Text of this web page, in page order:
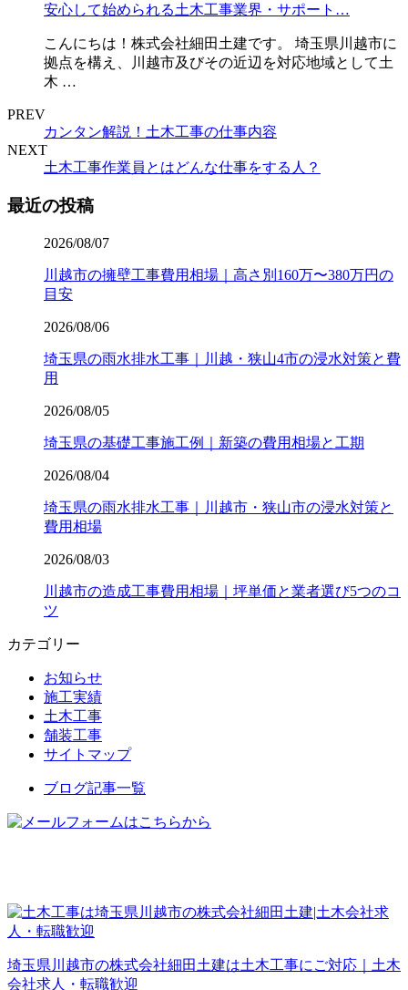
安心して始められる土木工事業界・サポート…
こんにちは！株式会社細田土建です。 埼玉県川越市に
拠点を構え、川越市及びその近辺を対応地域として土
木 …
PREV
カンタン解説！土木工事の仕事内容
NEXT
土木工事作業員とはどんな仕事をする人？
最近の投稿
2026/08/07
川越市の擁壁工事費用相場｜高さ別160万〜380万円の
目安
2026/08/06
埼玉県の雨水排水工事｜川越・狭山4市の浸水対策と費
用
2026/08/05
埼玉県の基礎工事施工例｜新築の費用相場と工期
2026/08/04
埼玉県の雨水排水工事｜川越市・狭山市の浸水対策と
費用相場
2026/08/03
川越市の造成工事費用相場｜坪単価と業者選び5つのコ
ツ
カテゴリー
お知らせ
施工実績
土木工事
舗装工事
サイトマップ
ブログ記事一覧
埼玉県川越市の株式会社細田土建は土木工事にご対応｜土木
会社求人・転職歓迎